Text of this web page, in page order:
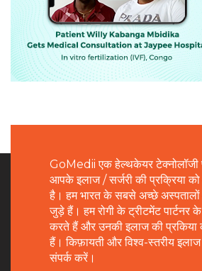
GoMedii एक हेल्थकेयर टेक्नोलॉजी
आपके इलाज / सर्जरी की प्रक्रिया
है। हम भारत के सबसे अच्छे अस्पतालों
जुड़े हैं। हम रोगी के ट्रीटमेंट पार्टनर
करते हैं और उनकी इलाज की प्रकिया
हैं। किफ़ायती और विश्व-स्तरीय
संपर्क करें।